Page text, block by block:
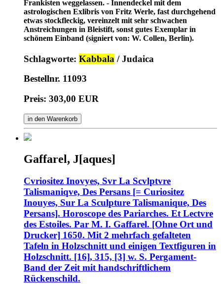
Frankisten weggelassen. - Innendeckel mit dem
astrologischen Exlibris von Fritz Werle, fast durchgehend
etwas stockfleckig, vereinzelt mit sehr schwachen
Anstreichungen in Bleistift, sonst gutes Exemplar in
schönem Einband (signiert von: W. Collen, Berlin).
Schlagworte: Kabbala / Judaica
Bestellnr. 11093
Preis: 303,00 EUR
in den Warenkorb
Gaffarel, J[aques]
Cvriositez Inovyes, Svr La Scvlptvre
Talismaniqve, Des Persans [= Curiositez
Inouyes, Sur La Sculpture Talismanique, Des
Persans]. Horoscope des Pariarches. Et Lectvre
des Estoiles. Par M. I. Gaffarel. [Ohne Ort und
Drucker] 1650. Mit 2 mehrfach gefalteten
Tafeln in Holzschnitt und einigen Textfiguren in
Holzschnitt. [16], 315, [3] w. S. Pergament-
Band der Zeit mit handschriftlichem
Rückenschild.